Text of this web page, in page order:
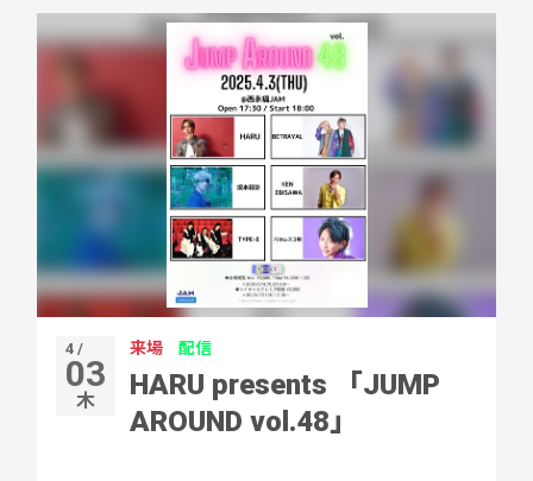
4 /
03
木
来場 配信
HARU presents 「JUMP
AROUND vol.48」